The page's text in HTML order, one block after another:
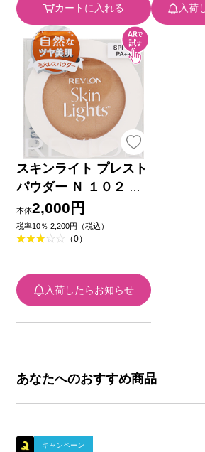
カートに入れる 入荷
スキンライト プレスト
パウダー Ｎ １０２ ＿
レブロン
本体2,000円
税率10％ 2,200円（税込）
（0）
入荷したらお知らせ
あなたへのおすすめ商品
キャンペーン